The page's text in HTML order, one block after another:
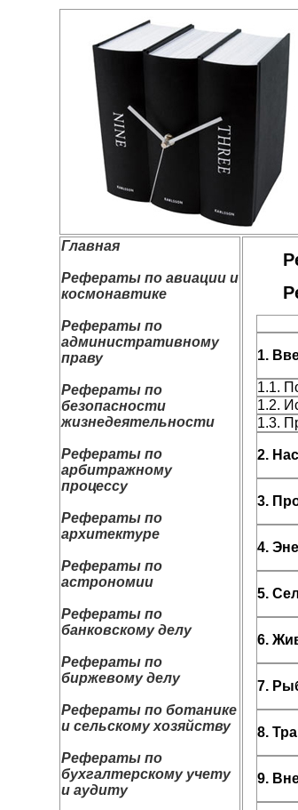
Главная
Рефераты по авиации и
космонавтике
Рефераты по
административному
праву
Рефераты по
безопасности
жизнедеятельности
Рефераты по
арбитражному
процессу
Рефераты по
архитектуре
Рефераты по
астрономии
Рефераты по
банковскому делу
Рефераты по
биржевому делу
Рефераты по ботанике
и сельскому хозяйству
Рефераты по
бухгалтерскому учету
и аудиту
1.
1.1.
1.2.
1.3.
2.
3.
4.
5.
6.
7.
8.
9.